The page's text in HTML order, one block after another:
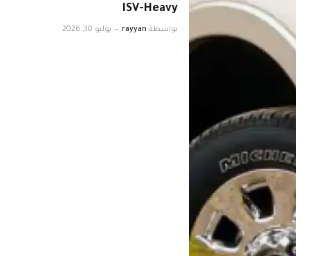
ISV-Heavy
بواسطة rayyan يوليو 30, 2026